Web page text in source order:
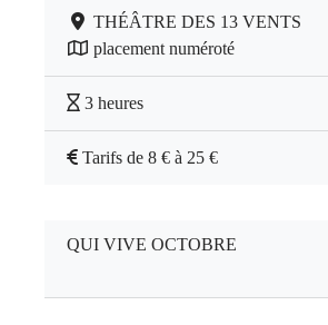
THÉÂTRE DES 13 VENTS
placement numéroté
3 heures
Tarifs de 8 € à 25 €
QUI VIVE OCTOBRE